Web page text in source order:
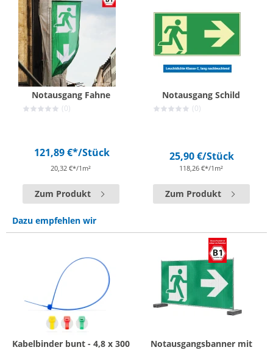
Notausgang Fahne
(0)
121,89 €*/Stück
20,32 €*/1m²
Zum Produkt
Notausgang Schild
(0)
25,90 €/Stück
118,26 €*/1m²
Zum Produkt
Dazu empfehlen wir
Kabelbinder bunt - 4,8 x 300
Notausgangsbanner mit